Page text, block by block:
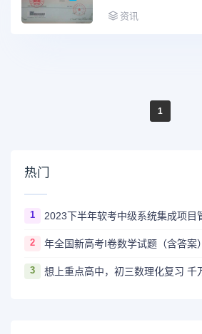
束
资讯
1
热门
1
2 年全国新高考I卷数学试题（含答案）
3